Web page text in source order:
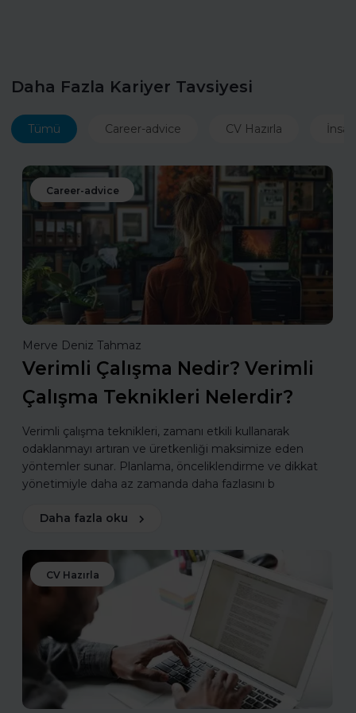
Daha Fazla Kariyer Tavsiyesi
Tümü Career-advice CV Hazırla
Career-advice
Merve Deniz Tahmaz
Verimli Çalışma Nedir? Verimli
Çalışma Teknikleri Nelerdir?
Verimli çalışma teknikleri, zamanı etkili kullanarak
odaklanmayı artıran ve üretkenliği maksimize eden
yöntemler sunar. Planlama, önceliklendirme ve dikkat
yönetimiyle daha az zamanda daha fazlasını b
Daha fazla oku
CV Hazırla